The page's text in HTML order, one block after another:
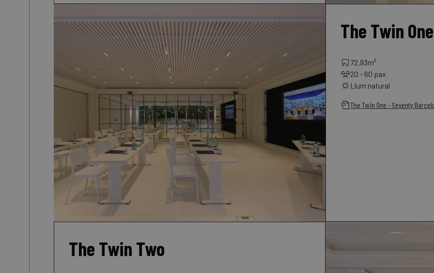
The Twin One
72.93m²
20 - 60 pax
Llum natural
The Twin One - Seventy
The Twin Two